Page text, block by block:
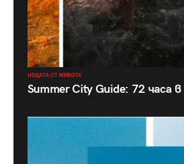
НЕЩАТА ОТ ЖИВОТА
Summer City Guide: 72 часа